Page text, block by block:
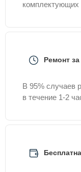
комплектующих
Ремонт
В 95% случаев
в течение 1-2